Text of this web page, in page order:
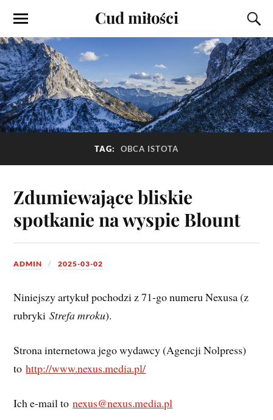
Cud miłości
TAG: OBCA ISTOTA
Zdumiewające bliskie
spotkanie na wyspie Blount
ADMIN 2025-03-02
Niniejszy artykuł pochodzi z 71-go numeru Nexusa (z
rubrykiStrefa mroku).
Strona internetowa jego wydawcy (Agencji Nolpress)
tohttp://www.nexus.media.pl/
Ich e-mail tonexus@nexus.media.pl